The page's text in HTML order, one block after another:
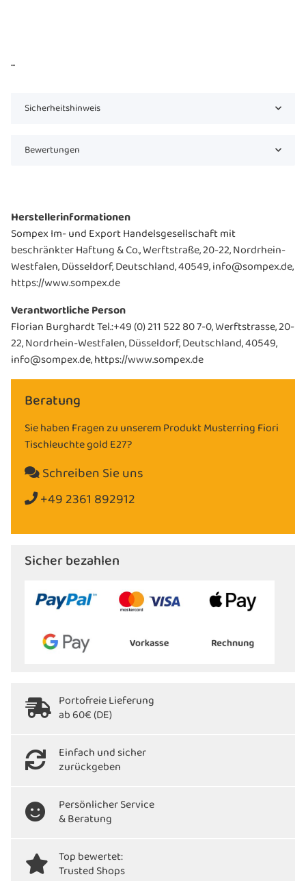
...
Sicherheitshinweis
Bewertungen
Herstellerinformationen
Sompex Im- und Export Handelsgesellschaft mit
beschränkter Haftung & Co., Werftstraße, 20-22, Nordrhein-
Westfalen, Düsseldorf, Deutschland, 40549, info@sompex.de,
https://www.sompex.de
Verantwortliche Person
Florian Burghardt Tel.:+49 (0) 211 522 80 7-0, Werftstrasse, 20-
22, Nordrhein-Westfalen, Düsseldorf, Deutschland, 40549,
info@sompex.de, https://www.sompex.de
Beratung
Sie haben Fragen zu unserem Produkt Musterring Fiori
Tischleuchte gold E27?
Schreiben Sie uns
+49 2361 892912
Sicher bezahlen
Portofreie Lieferung
ab 60€ (DE)
Einfach und sicher
zurückgeben
Persönlicher Service
& Beratung
Top bewertet:
Trusted Shops